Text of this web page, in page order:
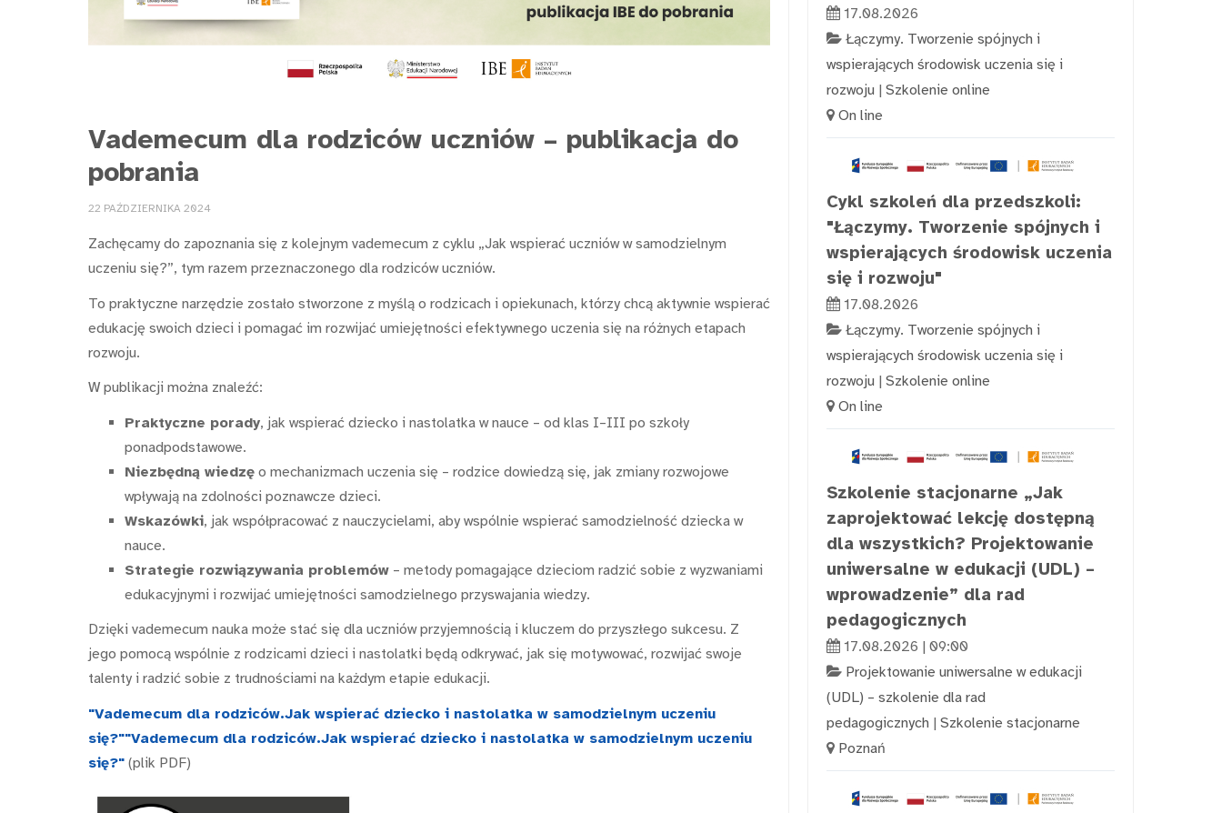
Vademecum dla rodziców uczniów – publikacja do
pobrania
22 PAŹDZIERNIKA 2024
Zachęcamy do zapoznania się z kolejnym vademecum z cyklu „Jak wspierać uczniów w samodzielnym
uczeniu się?”, tym razem przeznaczonego dla rodziców uczniów.
To praktyczne narzędzie zostało stworzone z myślą o rodzicach i opiekunach, którzy chcą aktywnie wspierać
edukację swoich dzieci i pomagać im rozwijać umiejętności efektywnego uczenia się na różnych etapach
rozwoju.
W publikacji można znaleźć:
Praktyczne porady, jak wspierać dziecko i nastolatka w nauce – od klas I–III po szkoły
ponadpodstawowe.
Niezbędną wiedzę o mechanizmach uczenia się – rodzice dowiedzą się, jak zmiany rozwojowe
wpływają na zdolności poznawcze dzieci.
Wskazówki, jak współpracować z nauczycielami, aby wspólnie wspierać samodzielność dziecka w
nauce.
Strategie rozwiązywania problemów – metody pomagające dzieciom radzić sobie z wyzwaniami
edukacyjnymi i rozwijać umiejętności samodzielnego przyswajania wiedzy.
Dzięki vademecum nauka może stać się dla uczniów przyjemnością i kluczem do przyszłego sukcesu. Z
jego pomocą wspólnie z rodzicami dzieci i nastolatki będą odkrywać, jak się motywować, rozwijać swoje
talenty i radzić sobie z trudnościami na każdym etapie edukacji.
"Vademecum dla rodziców.Jak wspierać dziecko i nastolatka w samodzielnym uczeniu
się?""Vademecum dla rodziców.Jak wspierać dziecko i nastolatka w samodzielnym uczeniu
się?" (plik PDF)
17.08.2026
Łączymy. Tworzenie spójnych i
wspierających środowisk uczenia się i
rozwoju | Szkolenie online
On line
Cykl szkoleń dla przedszkoli:
"Łączymy. Tworzenie spójnych i
wspierających środowisk uczenia
się i rozwoju"
17.08.2026
Łączymy. Tworzenie spójnych i
wspierających środowisk uczenia się i
rozwoju | Szkolenie online
On line
Szkolenie stacjonarne „Jak
zaprojektować lekcję dostępną
dla wszystkich? Projektowanie
uniwersalne w edukacji (UDL) –
wprowadzenie” dla rad
pedagogicznych
17.08.2026 | 09:00
Projektowanie uniwersalne w edukacji
(UDL) – szkolenie dla rad
pedagogicznych | Szkolenie stacjonarne
Poznań